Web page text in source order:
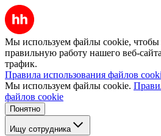
Мы используем файлы cookie, чтобы
правильную работу нашего веб-
трафик.
Правила использования файлов
Мы используем файлы cookie.
файлов cookie
Понятно
Ищу сотрудника